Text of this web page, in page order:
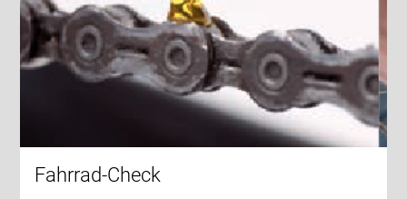
Fahrrad-Check